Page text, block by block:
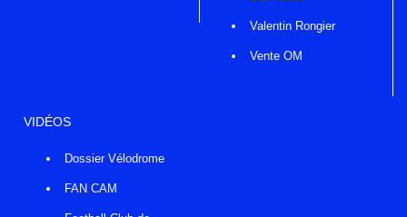
Valentin Rongier
Vente OM
VIDÉOS
Dossier Vélodrome
FAN CAM